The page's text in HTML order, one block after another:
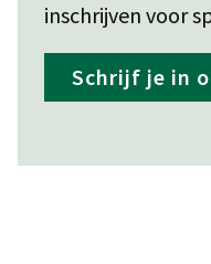
inschrijven voor
Schrijf je in